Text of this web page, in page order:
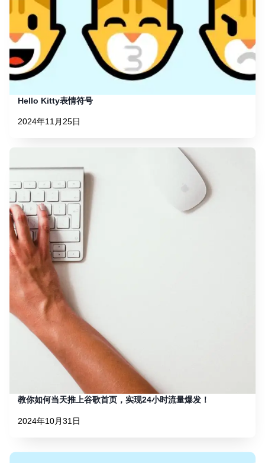
Hello Kitty表情符号
2024年11月25日
教你如何当天推上谷歌首页，实现24小时流量爆发！
2024年10月31日